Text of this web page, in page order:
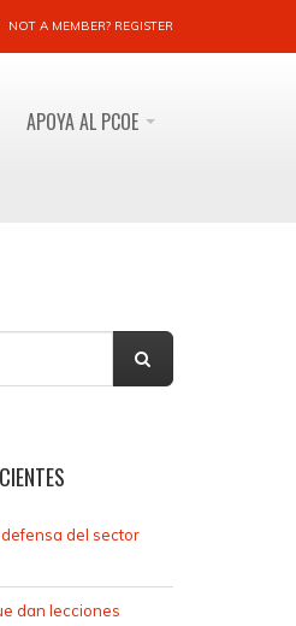
NOT A MEMBER? REGISTER
APOYA AL PCOE
defensa del sector
dan lecciones